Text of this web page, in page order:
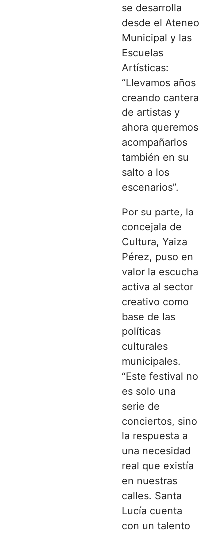
se desarrolla
desde el Ateneo
Municipal y las
Escuelas
Artísticas:
“Llevamos años
creando cantera
de artistas y
ahora queremos
acompañarlos
también en su
salto a los
escenarios”.
Por su parte, la
concejala de
Cultura, Yaiza
Pérez, puso en
valor la escucha
activa al sector
creativo como
base de las
políticas
culturales
municipales.
“Este festival no
es solo una
serie de
conciertos, sino
la respuesta a
una necesidad
real que existía
en nuestras
calles. Santa
Lucía cuenta
con un talento